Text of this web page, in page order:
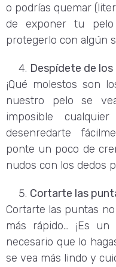
o podrías quemar
de exponer tu
protegerlo con algún
Despídete de los
¡Qué molestos son
nuestro pelo se
imposible
desenredarte
ponte un poco de
nudos con los dedos
Cortarte las
Cortarte las puntas
más rápido… ¡Es
necesario que lo
se vea más lindo y